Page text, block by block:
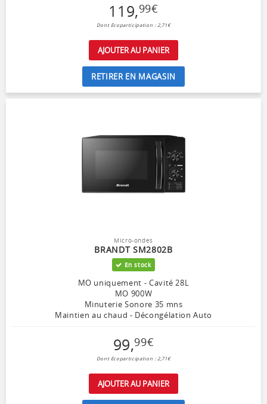
119,99€
Dont Ecoparticipation : 2,71€
AJOUTER AU PANIER
RETIRER EN MAGASIN
Micro-ondes
BRANDT SM2802B
En stock
MO uniquement - Cavité 28L
MO 900W
Minuterie Sonore 35 mns
Maintien au chaud - Décongélation Auto
99,99€
Dont Ecoparticipation : 2,71€
AJOUTER AU PANIER